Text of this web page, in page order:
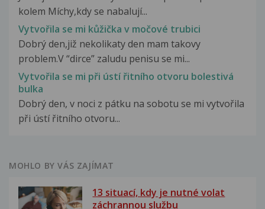
kolem Míchy,kdy se nabalují...
Vytvořila se mi kůžička v močové trubici
Dobrý den,již nekolikaty den mam takovy
problem.V “dirce” zaludu penisu se mi...
Vytvořila se mi při ústí řitního otvoru bolestivá
bulka
Dobrý den, v noci z pátku na sobotu se mi vytvořila
při ústí řitního otvoru...
MOHLO BY VÁS ZAJÍMAT
13 situací, kdy je nutné volat
záchrannou službu